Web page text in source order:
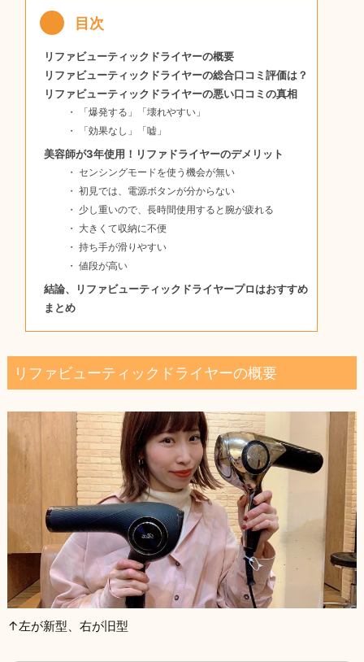
リファビューティックドライヤーの概要
リファビューティックドライヤーの総合口コミ評価は？
リファビューティックドライヤーの悪い口コミの真相
「爆発する」「壊れやすい」
「効果なし」「嘘」
美容師が3年使用！リファドライヤーのデメリット
センシングモードを使う機会が無い
初見では、電源ボタンが分からない
少し重いので、長時間使用すると腕が疲れる
大きくて収納に不便
持ち手が滑りやすい
値段が高い
結論、リファビューティックドライヤープロはおすすめ
まとめ
リファビューティックドライヤーの概要
↑左が新型、右が旧型